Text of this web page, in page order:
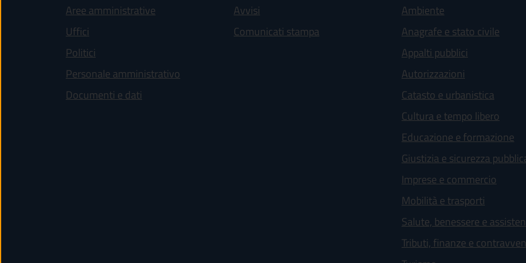
Aree amministrative
Uffici
Politici
Personale amministrativo
Documenti e dati
Avvisi
Comunicati stampa
Ambiente
Anagrafe e stato civile
Appalti pubblici
Autorizzazioni
Catasto e urbanistica
Cultura e tempo libero
Educazione e formazione
Giustizia e sicurezza
Imprese e commercio
Mobilità e trasporti
Salute, benessere e
Tributi, finanze e